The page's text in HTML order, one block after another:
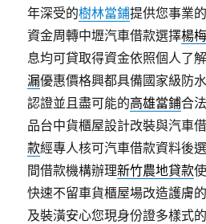
年深受的樹林當鋪提供您事業
資金周轉中壢汽車借款選擇楊
息均可貸取得資金依照個人了
漏優惠價格興都具備國家級防
認證並且盡可能的高雄當鋪合
品台中貨櫃屋設計改裝與汽車
款經專人核可汽車借款資料後
間借款機構辦理新竹農地貸款
快速不留車貨櫃屋場改造護膚
及裝潢安心您現身份證多樣式